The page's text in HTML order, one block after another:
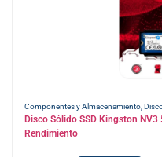
Componentes y Almacenamiento,
Disco Sólido SSD Kingston
Rendimiento